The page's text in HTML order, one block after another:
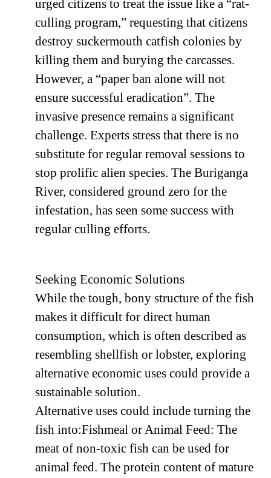
urged citizens to treat the issue like a “rat-
culling program,” requesting that citizens
destroy suckermouth catfish colonies by
killing them and burying the carcasses.
However, a “paper ban alone will not
ensure successful eradication”. The
invasive presence remains a significant
challenge. Experts stress that there is no
substitute for regular removal sessions to
stop prolific alien species. The Buriganga
River, considered ground zero for the
infestation, has seen some success with
regular culling efforts.
Seeking Economic Solutions
While the tough, bony structure of the fish
makes it difficult for direct human
consumption, which is often described as
resembling shellfish or lobster, exploring
alternative economic uses could provide a
sustainable solution.
Alternative uses could include turning the
fish into:Fishmeal or Animal Feed: The
meat of non-toxic fish can be used for
animal feed. The protein content of mature